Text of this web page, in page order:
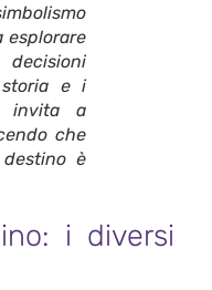
esplorare
storia e i
invita a
che
è
i diversi